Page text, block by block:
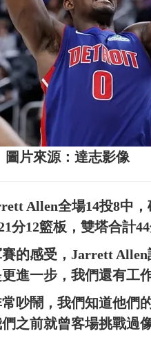
片來源：達志影像
Allen全場14投8中
分12籃板，雙塔合計
的感受，Jarrett
進一步，我們還有工
常吵鬧，我們知道他
之前就曾客場挑戰過